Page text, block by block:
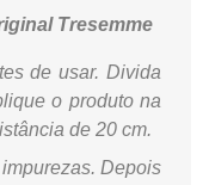
Tresemme
de usar. Divida
o produto na
de 20 cm.
Depois